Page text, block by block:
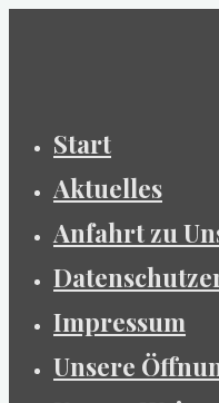
Start
Aktuelles
Anfahrt zu
Impressum
Unsere